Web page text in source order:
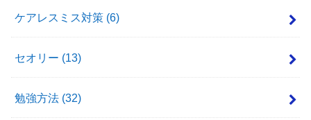
ケアレスミス対策 (6)
セオリー (13)
勉強方法 (32)